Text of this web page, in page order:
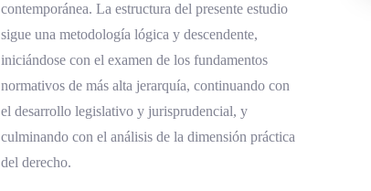
contemporánea. La estructura del presente estudio
sigue una metodología lógica y descendente,
iniciándose con el examen de los fundamentos
normativos de más alta jerarquía, continuando con
el desarrollo legislativo y jurisprudencial, y
culminando con el análisis de la dimensión práctica
del derecho.